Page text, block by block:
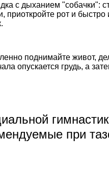
с дыханием "собачки":
приоткройте рот и
поднимайте живот,
опускается грудь, а
при